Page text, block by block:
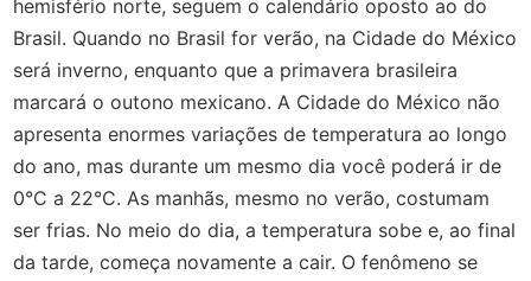
hemisfério norte, seguem o calendário oposto ao do
Brasil. Quando no Brasil for verão, na Cidade do México
será inverno, enquanto que a primavera brasileira
marcará o outono mexicano. A Cidade do México não
apresenta enormes variações de temperatura ao longo
do ano, mas durante um mesmo dia você poderá ir de
0°C a 22°C. As manhãs, mesmo no verão, costumam
ser frias. No meio do dia, a temperatura sobe e, ao final
da tarde, começa novamente a cair. O fenômeno se